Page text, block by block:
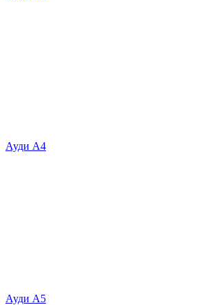
Ауди А4
Ауди А5